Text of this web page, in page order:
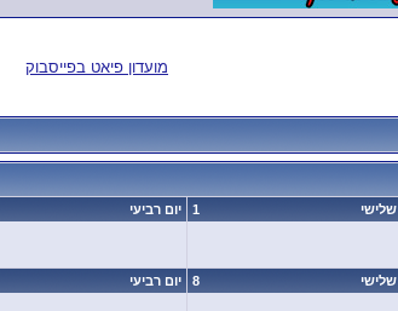
מועדון פיאט בפייסבוק
1 שלישי יום רביעי
8 שלישי יום רביעי